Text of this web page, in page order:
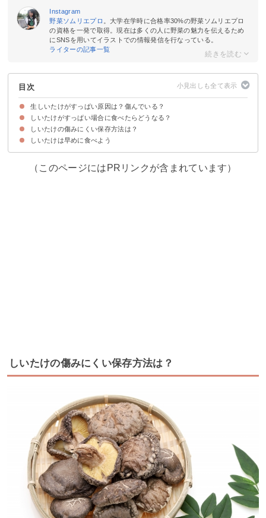
Instagram
野菜ソムリエプロ
。大学在学時に合格率30%の野菜ソムリエプロ
の資格を一発で取得。現在は多くの人に野菜の魅力を伝えるため
にSNSを用いてイラストでの情報発信を行なっている。
ライターの記事一覧
目次
生しいたけがすっぱい原因は？傷んでいる？
生しいたけがすっぱい場合は腐っている可能性が高い
しいたけが腐っている場合の特徴
しいたけに白い虫が付いている場合も要注意
しいたけがすっぱい場合に食べたらどうなる？
食中毒になる可能性がある
しいたけの傷みにくい保存方法は？
①しいたけを冷凍保存する
②しいたけを乾燥して保存する
しいたけは早めに食べよう
（このページにはPRリンクが含まれています）
しいたけの傷みにくい保存方法は？